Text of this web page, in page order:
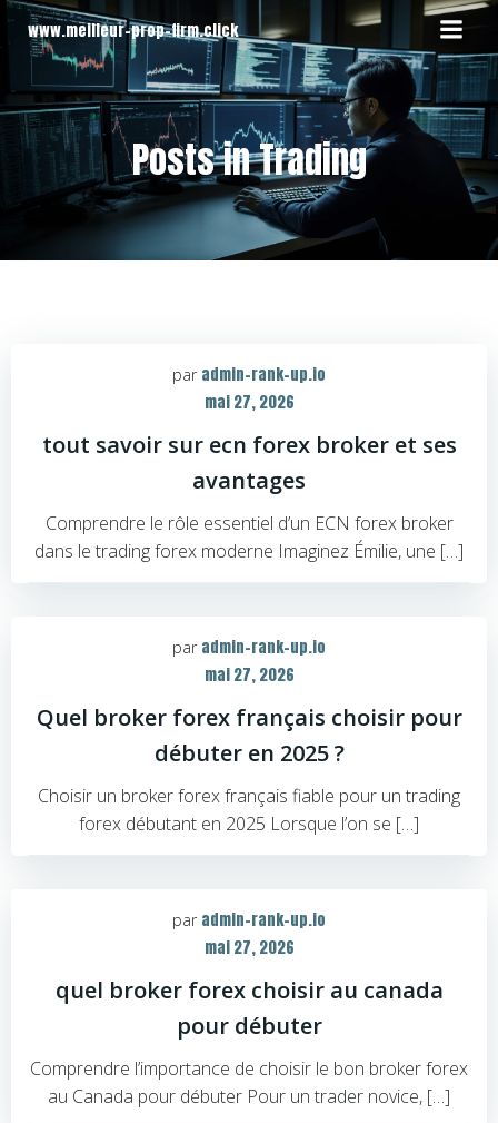
au
contenu
www.meilleur-prop-firm.click
Posts in Trading
par admin-rank-up.io
mai 27, 2026
tout savoir sur ecn forex broker et ses
avantages
Comprendre le rôle essentiel d’un ECN forex broker
dans le trading forex moderne Imaginez Émilie, une […]
par admin-rank-up.io
mai 27, 2026
Quel broker forex français choisir pour
débuter en 2025 ?
Choisir un broker forex français fiable pour un trading
forex débutant en 2025 Lorsque l’on se […]
par admin-rank-up.io
mai 27, 2026
quel broker forex choisir au canada
pour débuter
Comprendre l’importance de choisir le bon broker forex
au Canada pour débuter Pour un trader novice, […]